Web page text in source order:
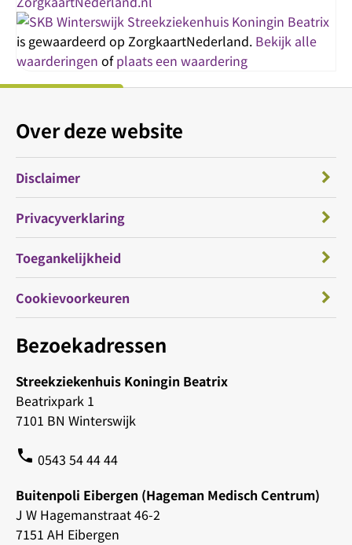
Streekziekenhuis Koningin Beatrix
is gewaardeerd op ZorgkaartNederland. Bekijk alle
waarderingen ofplaats een waardering
Bezoekadressen
Streekziekenhuis Koningin Beatrix
Beatrixpark 1
7101 BN Winterswijk
phone 0543 54 44 44
Buitenpoli Eibergen (Hageman Medisch Centrum)
J W Hagemanstraat 46-2
7151 AH Eibergen
Over deze website
Disclaimer
Privacyverklaring
Toegankelijkheid
Cookievoorkeuren